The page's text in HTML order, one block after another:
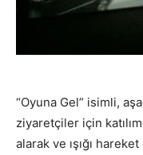
“Oyuna Gel” isimli,
ziyaretçiler için
alarak ve ışığı